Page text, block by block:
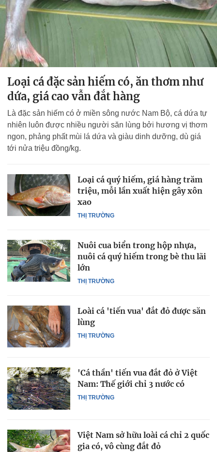
Loại cá đặc sản hiếm có, ăn thơm như
dứa, giá cao vẫn đắt hàng
Là đặc sản hiếm có ở miền sông nước Nam Bộ, cá dứa tự
nhiên luôn được nhiều người săn lùng bởi hương vị thơm
ngon, phảng phất mùi lá dứa và giàu dinh dưỡng, dù giá
tới nửa triệu đồng/kg.
THỊ TRƯỜNG
Loại cá quý hiếm, giá hàng trăm
triệu, mỗi lần xuất hiện gây xôn
xao
THỊ TRƯỜNG
Nuôi cua biển trong hộp nhựa,
nuôi cá quý hiếm trong bè thu lãi
lớn
THỊ TRƯỜNG
Loài cá 'tiến vua' đắt đỏ được săn
lùng
THỊ TRƯỜNG
'Cá thần' tiến vua đắt đỏ ở Việt
Nam: Thế giới chỉ 3 nước có
Việt Nam sở hữu loài cá chỉ 2 quốc
gia có, vô cùng đắt đỏ